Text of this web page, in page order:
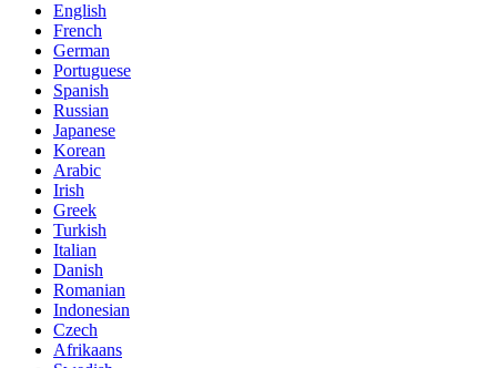
English
French
German
Portuguese
Spanish
Russian
Japanese
Korean
Arabic
Irish
Greek
Turkish
Italian
Danish
Romanian
Indonesian
Czech
Afrikaans